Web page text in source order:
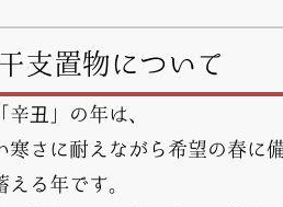
支置物について
辛丑」の年は、
寒さに耐えながら希望の春に
える年です。